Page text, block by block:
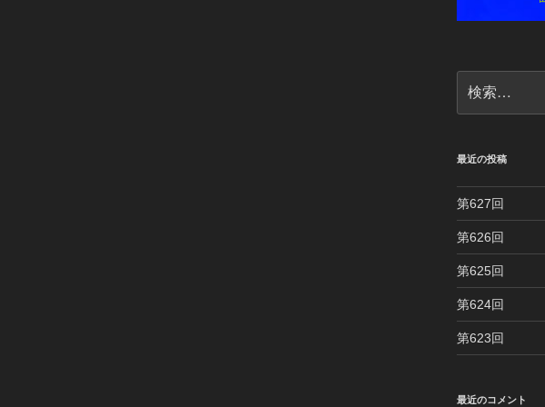
索:
最近の投稿
第627回
第626回
第625回
第624回
第623回
最近のコメント